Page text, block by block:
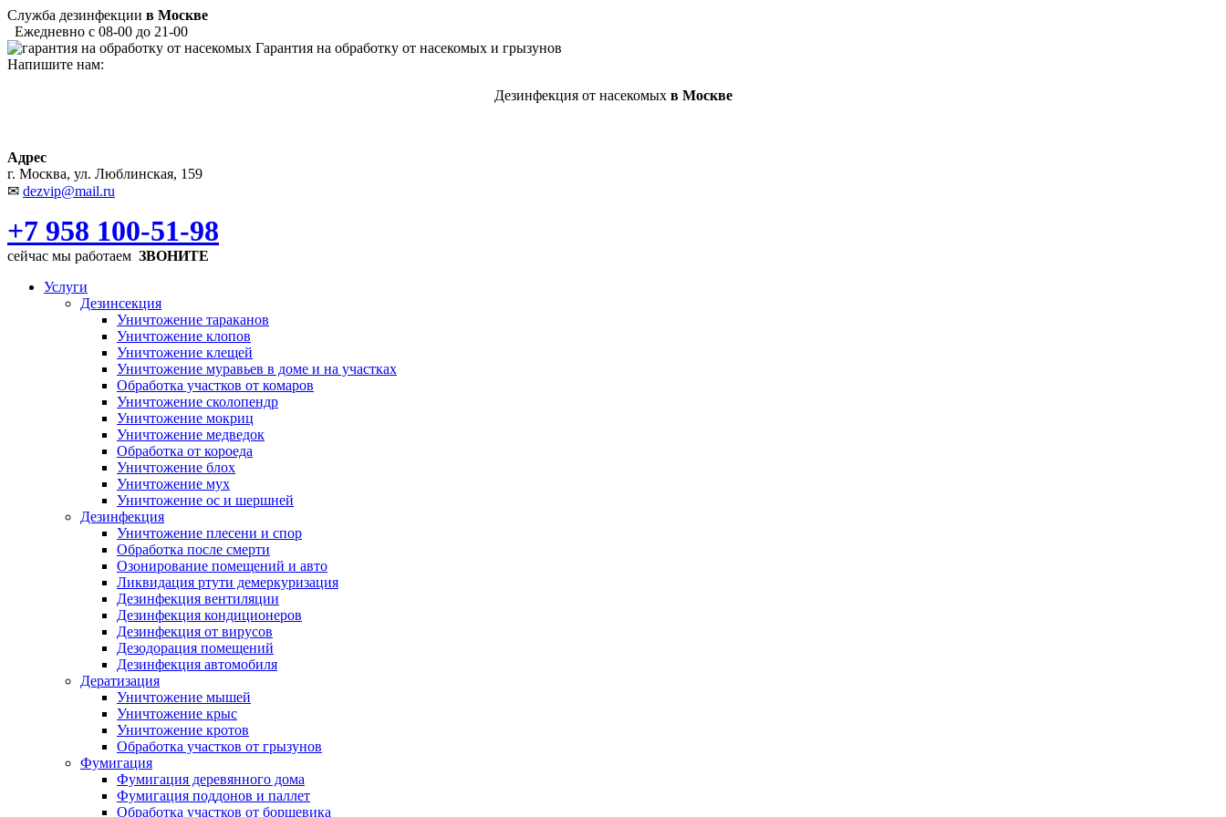
Служба дезинфекции в Москве
Ежедневно с 08-00 до 21-00
Гарантия на обработку от насекомых и грызунов
Напишите нам:
Дезинфекция от насекомых в Москве
Адрес
г. Москва, ул. Люблинская, 159
✉ dezvip@mail.ru
+7 958 100-51-98
сейчас мы работаем ЗВОНИТЕ
Услуги
Дезинсекция
Уничтожение тараканов
Уничтожение клопов
Уничтожение клещей
Уничтожение муравьев в доме и на участках
Обработка участков от комаров
Уничтожение сколопендр
Уничтожение мокриц
Уничтожение медведок
Обработка от короеда
Уничтожение блох
Уничтожение мух
Уничтожение ос и шершней
Дезинфекция
Уничтожение плесени и спор
Обработка после смерти
Озонирование помещений и авто
Ликвидация ртути демеркуризация
Дезинфекция вентиляции
Дезинфекция кондиционеров
Дезинфекция от вирусов
Дезодорация помещений
Дезинфекция автомобиля
Дератизация
Уничтожение мышей
Уничтожение крыс
Уничтожение кротов
Обработка участков от грызунов
Фумигация
Фумигация деревянного дома
Фумигация поддонов и паллет
Обработка участков от борщевика